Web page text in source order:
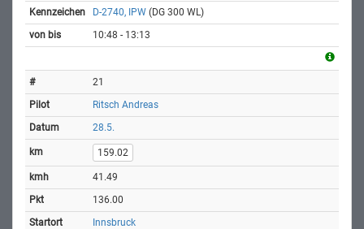
D-2740, IPW (DG 300 WL)
10:48 - 13:13
21
Ritsch Andreas
28.5.
159.02
41.49
136.00
Innsbruck